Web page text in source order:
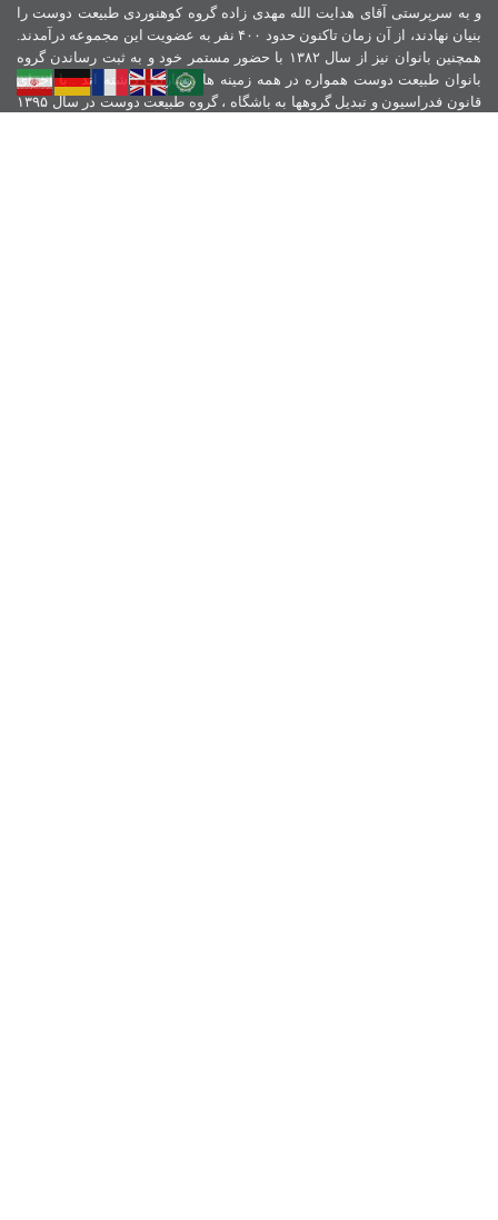
و به سرپرستی آقای هدایت الله مهدی زاده گروه کوهنوردی طبیعت دوست را
بنیان نهادند، از آن زمان تاکنون حدود ۴۰۰ نفر به عضویت این مجموعه درآمدند.
همچنین بانوان نیز از سال ۱۳۸۲ با حضور مستمر خود و به ثبت رساندن گروه
بانوان طبیعت دوست همواره در همه زمینه ها مشارکت داشته اند . با اجرای
قانون فدراسیون و تبدیل گروهها به باشگاه ، گروه طبیعت دوست در سال ۱۳۹۵